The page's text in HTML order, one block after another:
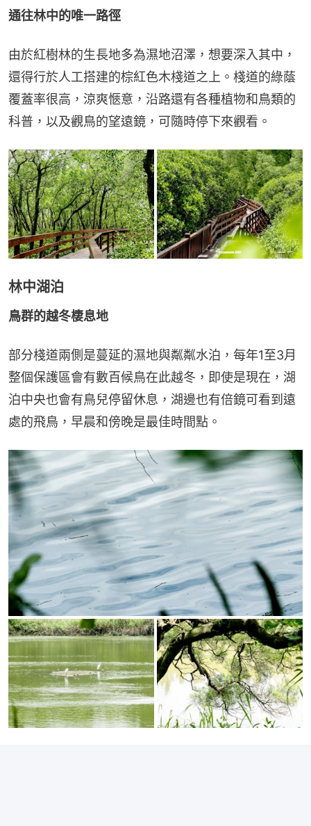
通往林中的唯一路徑
由於紅樹林的生長地多為濕地沼澤，想要深入其中，
還得行於人工搭建的棕紅色木棧道之上。棧道的綠蔭
覆蓋率很高，涼爽愜意，沿路還有各種植物和鳥類的
科普，以及觀鳥的望遠鏡，可隨時停下來觀看。
林中湖泊
鳥群的越冬棲息地
部分棧道兩側是蔓延的濕地與粼粼水泊，每年1至3月
整個保護區會有數百候鳥在此越冬，即使是現在，湖
泊中央也會有鳥兒停留休息，湖邊也有倍鏡可看到遠
處的飛鳥，早晨和傍晚是最佳時間點。